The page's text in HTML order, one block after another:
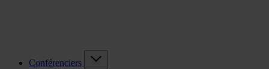
Conférenciers